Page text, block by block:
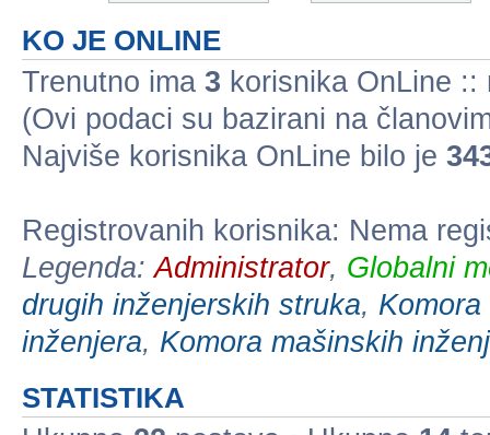
KO JE ONLINE
Trenutno ima 3 korisnika OnLine
(Ovi podaci su bazirani na
Najviše korisnika OnLine bilo je
Registrovanih korisnika: Nema
Legenda:Administrator, Globalni
drugih inženjerskih struka,
inženjera, Komora mašinskih
STATISTIKA